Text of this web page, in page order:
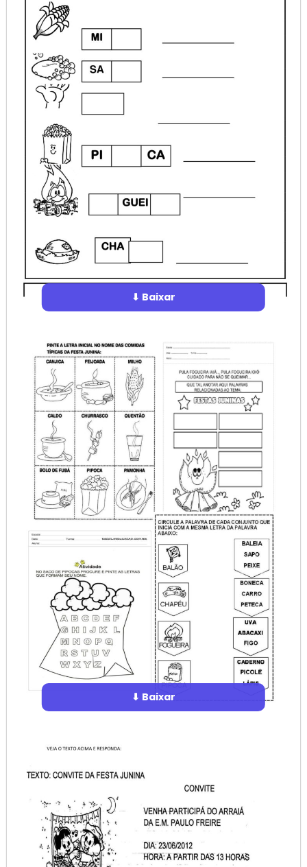
⬇ Baixar
⬇ Baixar